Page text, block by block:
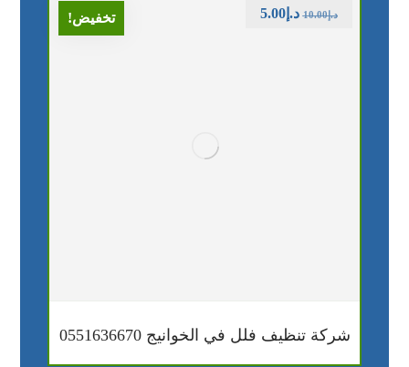
تخفيض!
شركة تنظيف فلل في الخوانيج 0551636670
د.إ10.00 د.إ5.00